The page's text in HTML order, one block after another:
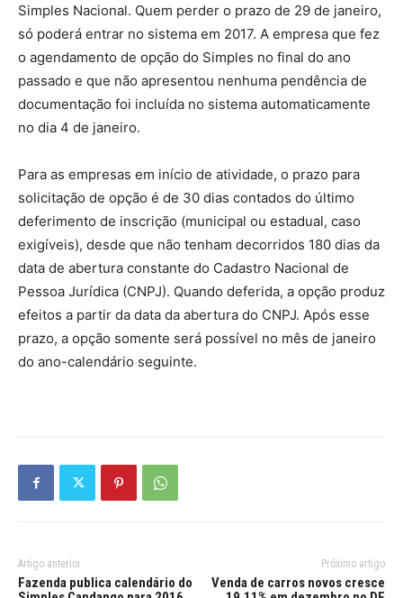
Simples Nacional. Quem perder o prazo de 29 de janeiro,
só poderá entrar no sistema em 2017. A empresa que fez
o agendamento de opção do Simples no final do ano
passado e que não apresentou nenhuma pendência de
documentação foi incluída no sistema automaticamente
no dia 4 de janeiro.
Para as empresas em início de atividade, o prazo para
solicitação de opção é de 30 dias contados do último
deferimento de inscrição (municipal ou estadual, caso
exigíveis), desde que não tenham decorridos 180 dias da
data de abertura constante do Cadastro Nacional de
Pessoa Jurídica (CNPJ). Quando deferida, a opção produz
efeitos a partir da data da abertura do CNPJ. Após esse
prazo, a opção somente será possível no mês de janeiro
do ano-calendário seguinte.
Artigo anterior
Fazenda publica calendário do
Próximo artigo
Venda de carros novos cresce